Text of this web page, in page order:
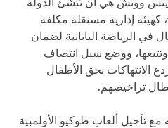
ووتش هي أن تُنشئ الدولة
كهيئة إدارية مستقلة مكلفة
في الرياضة اليابانية لضمان
وتتبعها، ووضع سبل انتصاف
الانتهاكات بحق الأطفال
تراخيصهم.
تأجيل ألعاب طوكيو الأولمبية